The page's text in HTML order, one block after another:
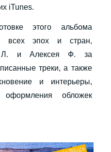
iTunes.
этого альбома
всех эпох и стран,
Л. и Алексея Ф. за
треки, а также
и интерьеры,
оформления обложек